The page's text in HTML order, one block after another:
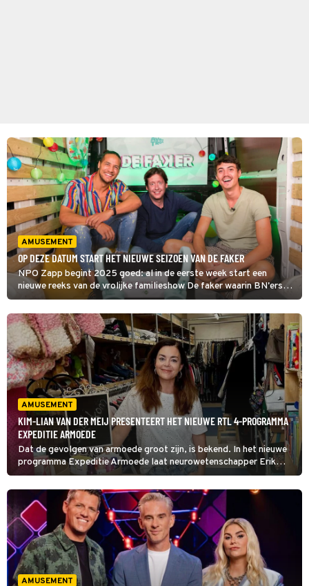
AMUSEMENT
OP DEZE DATUM START HET NIEUWE SEIZOEN VAN DE FAKER
NPO Zapp begint 2025 goed: al in de eerste week start een
nieuwe reeks van de vrolijke familieshow De faker waarin BN'ers
langsgaan bij gezinnen om te ontdekken welk familielid er niet
thuishoort.
AMUSEMENT
KIM-LIAN VAN DER MEIJ PRESENTEERT HET NIEUWE RTL 4-PROGRAMMA
EXPEDITIE ARMOEDE
Dat de gevolgen van armoede groot zijn, is bekend. In het nieuwe
programma Expeditie Armoede laat neurowetenschapper Erik
Scherder zien dat de effecten van een lege portemonnee ook
duidelijk zichtbaar zijn in het menselijk brein.
AMUSEMENT